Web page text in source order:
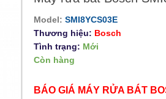
Model: SMI8YCS03E
Thương hiệu: Bosch
Tình trạng: Mới
Còn hàng
BÁO GIÁ MÁY RỬA BÁT